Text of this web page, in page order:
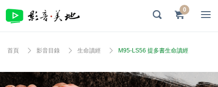
0
首頁 影音目錄 生命讀經 M95-LS56 提多書生命讀經